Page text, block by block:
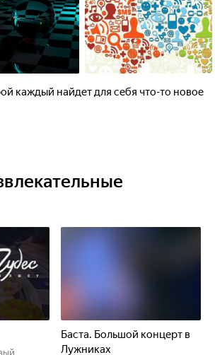
каждый найдет для себя что-то новое
Баста. Большой концерт в
Лужниках